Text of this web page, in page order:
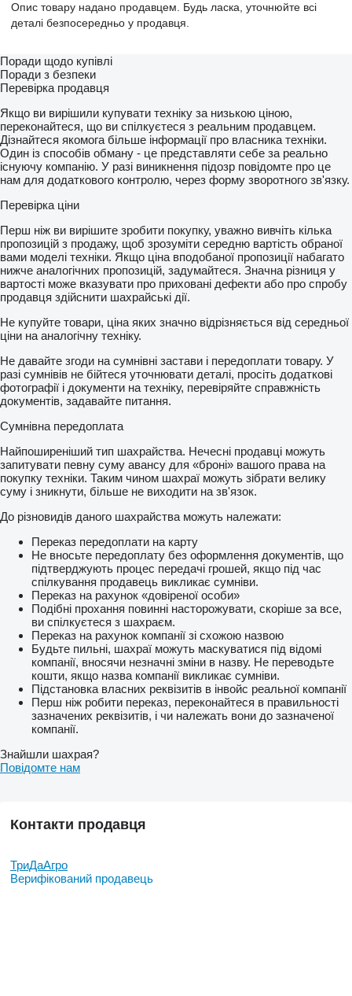
Опис товару надано продавцем. Будь ласка, уточнюйте всі
деталі безпосередньо у продавця.
Поради щодо купівлі
Поради з безпеки
Перевірка продавця
Якщо ви вирішили купувати техніку за низькою ціною,
переконайтеся, що ви спілкуєтеся з реальним продавцем.
Дізнайтеся якомога більше інформації про власника техніки.
Один із способів обману - це представляти себе за реально
існуючу компанію. У разі виникнення підозр повідомте про це
нам для додаткового контролю, через форму зворотного зв'язку.
Перевірка ціни
Перш ніж ви вирішите зробити покупку, уважно вивчіть кілька
пропозицій з продажу, щоб зрозуміти середню вартість обраної
вами моделі техніки. Якщо ціна вподобаної пропозиції набагато
нижче аналогічних пропозицій, задумайтеся. Значна різниця у
вартості може вказувати про приховані дефекти або про спробу
продавця здійснити шахрайські дії.
Не купуйте товари, ціна яких значно відрізняється від середньої
ціни на аналогічну техніку.
Не давайте згоди на сумнівні застави і передоплати товару. У
разі сумнівів не бійтеся уточнювати деталі, просіть додаткові
фотографії і документи на техніку, перевіряйте справжність
документів, задавайте питання.
Сумнівна передоплата
Найпоширеніший тип шахрайства. Нечесні продавці можуть
запитувати певну суму авансу для «броні» вашого права на
покупку техніки. Таким чином шахраї можуть зібрати велику
суму і зникнути, більше не виходити на зв'язок.
До різновидів даного шахрайства можуть належати:
Переказ передоплати на карту
Не вносьте передоплату без оформлення документів, що
підтверджують процес передачі грошей, якщо під час
спілкування продавець викликає сумніви.
Переказ на рахунок «довіреної особи»
Подібні прохання повинні насторожувати, скоріше за все,
ви спілкуєтеся з шахраєм.
Переказ на рахунок компанії зі схожою назвою
Будьте пильні, шахраї можуть маскуватися під відомі
компанії, вносячи незначні зміни в назву. Не переводьте
кошти, якщо назва компанії викликає сумніви.
Підстановка власних реквізитів в інвойс реальної компанії
Перш ніж робити переказ, переконайтеся в правильності
зазначених реквізитів, і чи належать вони до зазначеної
компанії.
Знайшли шахрая?
Повідомте нам
Контакти продавця
ТриДаАгро
Верифікований продавець